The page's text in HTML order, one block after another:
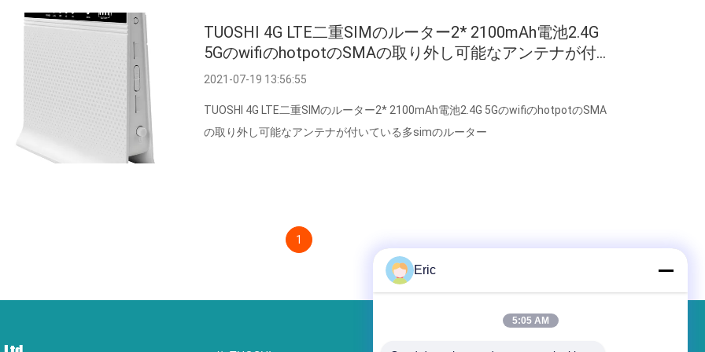
TUOSHI 4G LTE二重SIMのルーター2* 2100mAh電池2.4G
5GのwifiのhotpotのSMAの取り外し可能なアンテナが付
いている多simのルーター
2021-07-19 13:56:55
TUOSHI 4G LTE二重SIMのルーター2* 2100mAh電池2.4G 5GのwifiのhotpotのSMA
の取り外し可能なアンテナが付いている多simのルーター
1
Eric
5:05 AM